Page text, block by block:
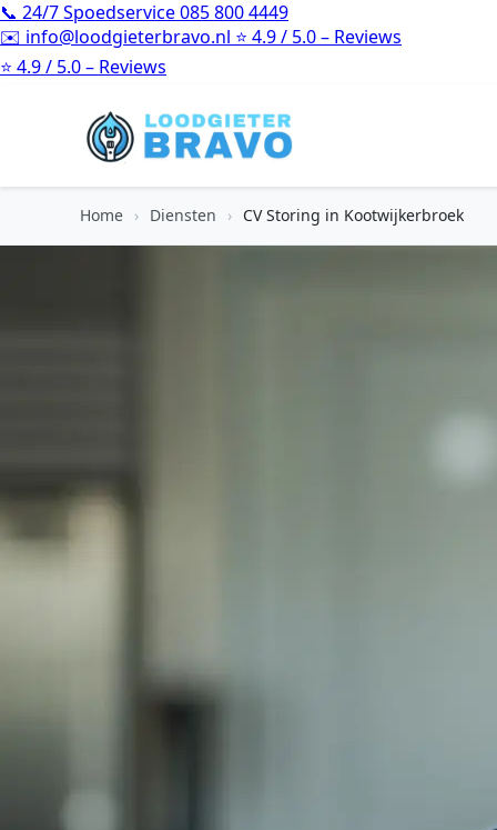
📞 24/7 Spoedservice085 800 4449
✉️ info@loodgieterbravo.nl ⭐ 4.9 / 5.0 – Reviews
⭐ 4.9 / 5.0 – Reviews
Home › Diensten › CV Storing in Kootwijkerbroek